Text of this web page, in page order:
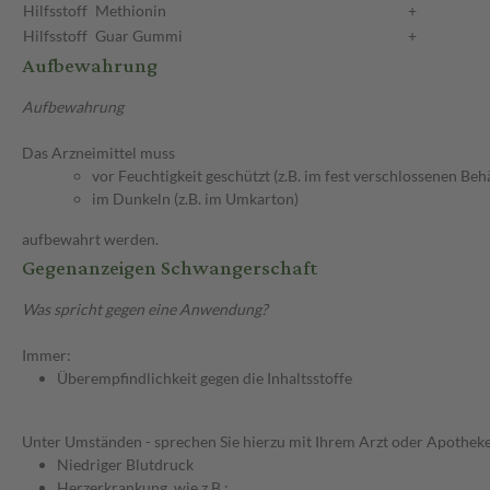
Hilfsstoff Methionin
+
Hilfsstoff Guar Gummi +
Aufbewahrung
Aufbewahrung
Das Arzneimittel muss
vor Feuchtigkeit geschützt (z.B. im fest verschlossenen
im Dunkeln (z.B. im Umkarton)
aufbewahrt werden.
Gegenanzeigen Schwangerschaft
Was spricht gegen eine Anwendung?
Immer:
Überempfindlichkeit gegen die Inhaltsstoffe
Unter Umständen - sprechen Sie hierzu mit Ihrem Arzt oder
Niedriger Blutdruck